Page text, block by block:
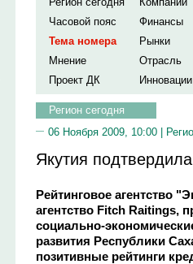
Часовой пояс
Финансы
Тема номера
Рынки
Мнение
Отрасль
Проект ДК
Инновации
Регион сегодня
06 Ноября 2009, 10:00 |
Якутия
Рейтинговое агентство
агентство Fitch Raitings,
социально-
развития Республики
позитивные рейтинги